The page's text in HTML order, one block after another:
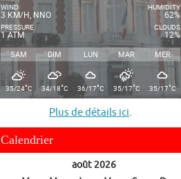
WIND
3 KM/H, NNO
PRESSURE
1 ATM
HUMIDITY
62%
CLOUDS
12%
SAM DIM LUN MAR MER
35/24°C 34/18°C 36/17°C 35/17°C 35/17°C
Plus de détails ici.
Calendrier
août 2026